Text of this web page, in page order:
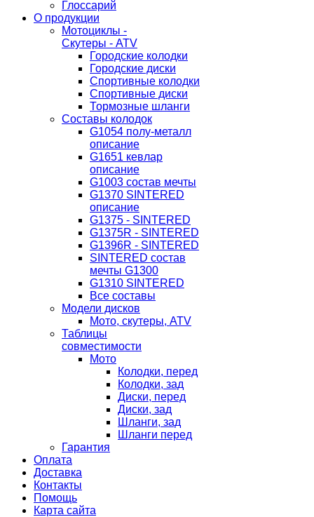
Глоссарий
О продукции
Мотоциклы -
Скутеры - ATV
Городские колодки
Городские диски
Спортивные колодки
Спортивные диски
Тормозные шланги
Составы колодок
G1054 полу-металл
описание
G1651 кевлар
описание
G1003 состав мечты
G1370 SINTERED
описание
G1375 - SINTERED
G1375R - SINTERED
G1396R - SINTERED
SINTERED состав
мечты G1300
G1310 SINTERED
Все составы
Модели дисков
Мото, скутеры, ATV
Таблицы
совместимости
Мото
Колодки, перед
Колодки, зад
Диски, перед
Диски, зад
Шланги, зад
Шланги перед
Гарантия
Оплата
Доставка
Контакты
Помощь
Карта сайта